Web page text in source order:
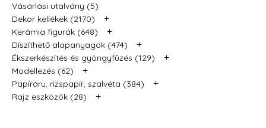
Vásárlási utalvány (5)
Dekor kellékek (2170)
+
Kerámia figurák (648) +
Díszíthető alapanyagok (474) +
Ékszerkészítés és gyöngyfűzés (129) +
Modellezés (62) +
Papíráru, rizspapír, szalvéta (384) +
Rajz eszközök (28) +